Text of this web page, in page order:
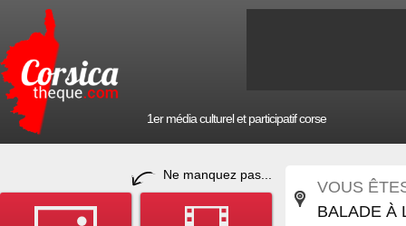
1er média culturel et participatif corse
Ne manquez pas...
VOUS
BALADE À